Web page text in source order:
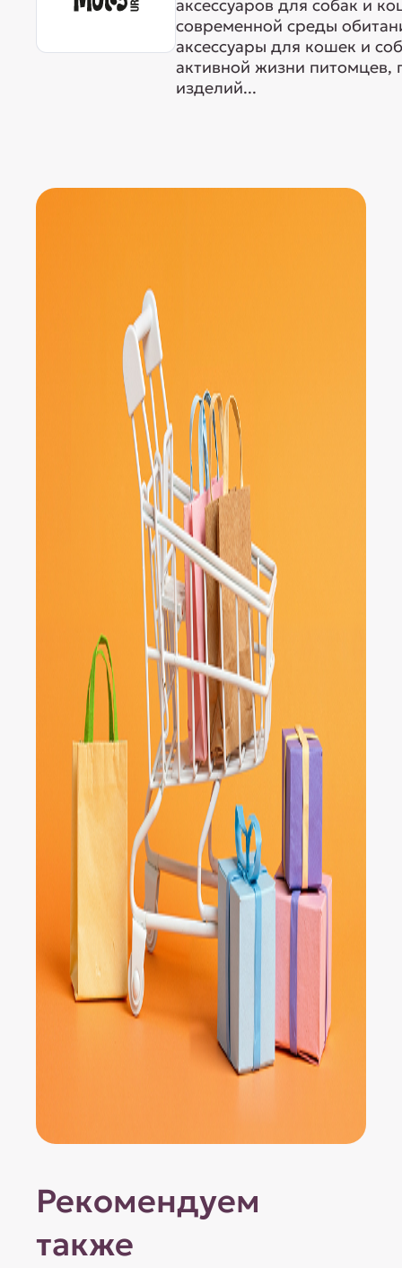
аксессуаров для собак и
современной среды
аксессуары для кошек и
активной жизни питомцев,
изделий...
Рекомендуем
также